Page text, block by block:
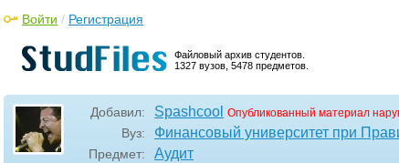
Файловый архив студентов.
1327 вузов, 5478 предметов.
Войти / Регистрация
Добавил: Spashcool Опубликованный материал
Вуз: Финансовый университет при
Предмет: Аудит
3.Аудит производственных запаов на мп.
• Аудит финансовых вложений и заемных
средств
источником информации для аудитора о
наличии фин. Вложений.
2. Методика проверки бухучета фин.
Вложений